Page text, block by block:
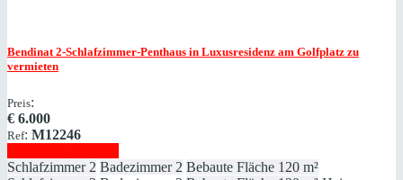
Bendinat2-Schlafzimmer-Penthaus in Luxusresidenz am Golfplatz zu
vermieten
Preis:
€ 6.000
Ref: M12246
Schlafzimmer 2 Badezimmer 2 Bebaute Fläche 120 m²